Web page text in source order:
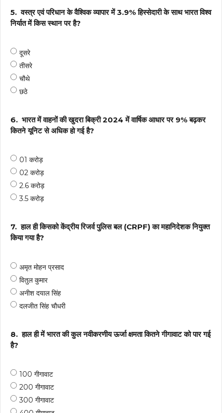
5. वस्त्र एवं परिधान के वैश्विक व्यापार में 3.9% हिस्सेदारी के साथ भारत विश्व
निर्यात में किस स्थान पर है?
दूसरे
तीसरे
चौथे
छठे
6. भारत में वाहनों की खुदरा बिक्री 2024 में वार्षिक आधार पर 9% बढ़कर
कितने यूनिट से अधिक हो गई है?
01 करोड़
02 करोड़
2.6 करोड़
3.5 करोड़
7. हाल ही किसको केंद्रीय रिजर्व पुलिस बल (CRPF) का महानिदेशक नियुक्त
किया गया है?
अमृत मोहन प्रसाद
वितुल कुमार
अनीश दयाल सिंह
दलजीत सिंह चौधरी
8. हाल ही में भारत की कुल नवीकरणीय ऊर्जा क्षमता कितने गीगावाट को पार गई
है?
100 गीगावाट
200 गीगावाट
300 गीगावाट